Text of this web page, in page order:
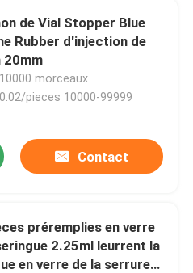
de Vial Stopper Blue
Rubber d'injection de
20mm
morceaux
pieces 10000-99999
Contact
préremplies en verre
2.25ml leurrent la
en verre de la serrure